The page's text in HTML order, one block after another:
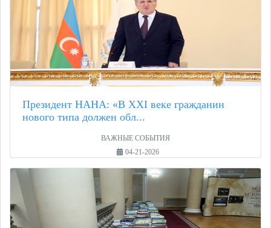
Президент НАНА: «В XXI веке гражданин
нового типа должен обл...
ВАЖНЫЕ СОБЫТИЯ
04-21-2026